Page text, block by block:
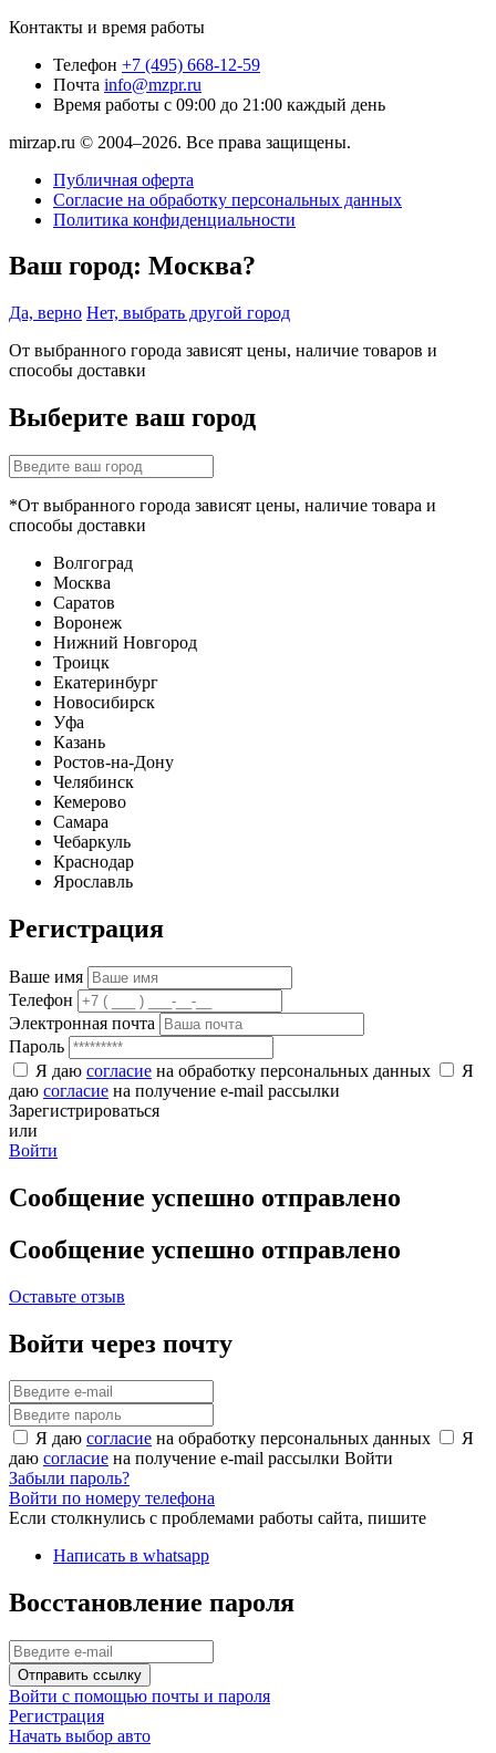
Контакты и время работы
Телефон +7 (495) 668-12-59
Почта info@mzpr.ru
Время работы с 09:00 до 21:00 каждый день
mirzap.ru © 2004–2026. Все права защищены.
Публичная оферта
Согласие на обработку персональных данных
Политика конфиденциальности
Ваш город: Москва?
Да, верно Нет, выбрать другой город
От выбранного города зависят цены, наличие товаров и
способы доставки
Выберите ваш город
*От выбранного города зависят цены, наличие товара и
способы доставки
Волгоград
Москва
Саратов
Воронеж
Нижний Новгород
Троицк
Екатеринбург
Новосибирск
Уфа
Казань
Ростов-на-Дону
Челябинск
Кемерово
Самара
Чебаркуль
Краснодар
Ярославль
Регистрация
Ваше имя
Телефон
Электронная почта
Пароль
Я даю согласие на обработку персональных данных
Я
даю согласие на получение e-mail рассылки
Зарегистрироваться
или
Войти
Сообщение успешно отправлено
Сообщение успешно отправлено
Оставьте отзыв
Войти через почту
Я даю согласие на обработку персональных данных
Я
даю согласие на получение e-mail рассылки Войти
Забыли пароль?
Войти по номеру телефона
Если столкнулись с проблемами работы сайта, пишите
Написать в whatsapp
Восстановление пароля
Отправить ссылку
Войти с помощью почты и пароля
Регистрация
Начать выбор авто